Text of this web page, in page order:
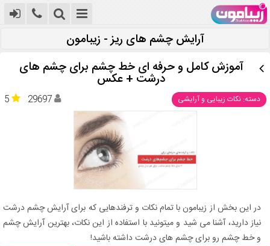
آرایش چشم های ریز - زیبامون
آموزش کامل و حرفه ای خط چشم برای چشم های
درشت + عکس
دسته: نکات زیبایی و آرایشی 5 29697
در این بخش از زیبامون با تمام نکات و ترفندهایی که برای آرایش چشم درشت
نیاز دارید، آشنا می شید و میتونید با استفاده از این نکات، بهترین آرایش چشم
و خط چشم رو برای چشم های درشت داشته باشید!